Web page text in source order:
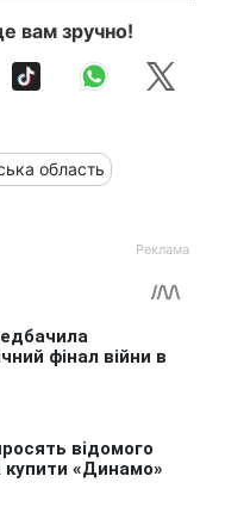
вам зручно!
область